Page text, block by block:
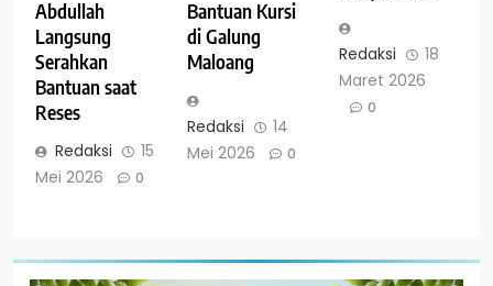
Abdullah
Langsung
Serahkan
Bantuan saat
Reses
Redaksi
15
Mei 2026
0
Bantuan Kursi
di Galung
Maloang
Redaksi
14
Mei 2026
0
Redaksi
18
Maret 2026
0